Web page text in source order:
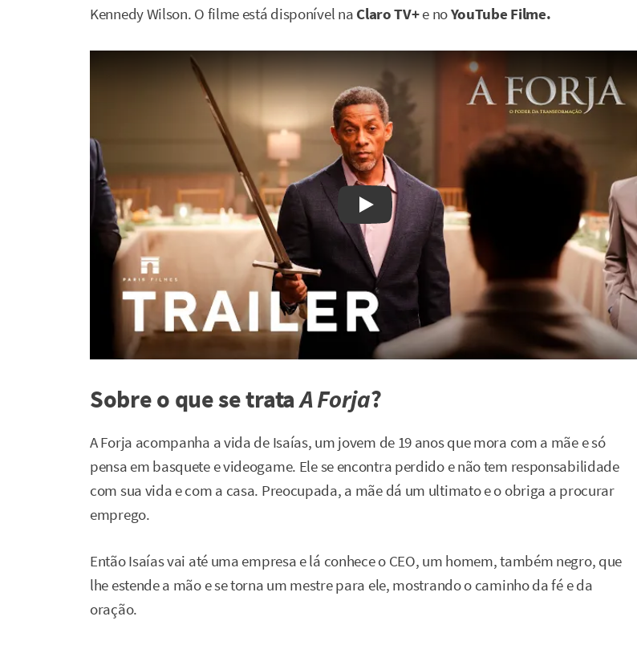
Kennedy Wilson. O filme está disponível na Claro TV+e noYouTube Filme.
Watch on YouTube
Sobre o que se trataA Forja?
A Forja acompanha a vida de Isaías, um jovem de 19 anos que mora com a mãe e só
pensa em basquete e videogame. Ele se encontra perdido e não tem responsabilidade
com sua vida e com a casa. Preocupada, a mãe dá um ultimato e o obriga a procurar
emprego.
Então Isaías vai até uma empresa e lá conhece o CEO, um homem, também negro, que
lhe estende a mão e se torna um mestre para ele, mostrando o caminho da fé e da
oração.